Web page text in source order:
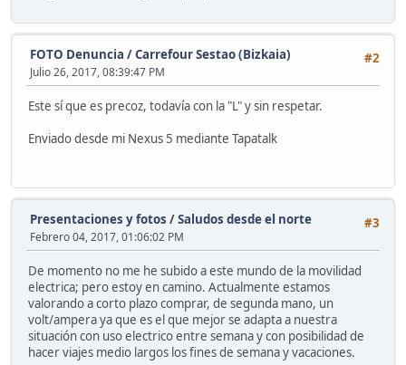
#2
FOTO Denuncia /Carrefour Sestao (Bizkaia)
Julio 26, 2017, 08:39:47 PM
Este sí que es precoz, todavía con la "L" y sin respetar.
Enviado desde mi Nexus 5 mediante Tapatalk
#3
Presentaciones y fotos /Saludos desde el norte
Febrero 04, 2017, 01:06:02 PM
De momento no me he subido a este mundo de la movilidad
electrica; pero estoy en camino. Actualmente estamos
valorando a corto plazo comprar, de segunda mano, un
volt/ampera ya que es el que mejor se adapta a nuestra
situación con uso electrico entre semana y con posibilidad de
hacer viajes medio largos los fines de semana y vacaciones.